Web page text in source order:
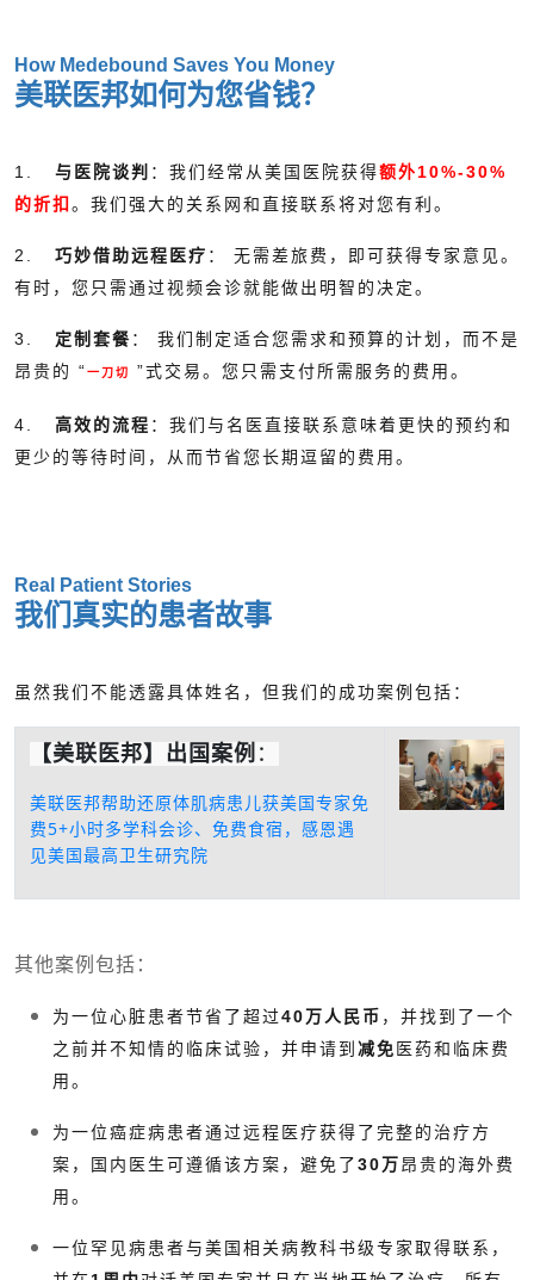
How Medebound Saves You Money
美联医邦如何为您省钱？
1. 与医院谈判 ：我们经常从美国医院获得额外10%-30%
的折扣 。我们强大的关系网和直接联系将对您有利。
2. 巧妙借助远程医疗 ： 无需差旅费，即可获得专家意见。
有时，您只需通过视频会诊就能做出明智的决定。
3. 定制套餐 ： 我们制定适合您需求和预算的计划，而不是
昂贵的 “一刀切 ”式交易。您只需支付所需服务的费用。
4. 高效的流程 ：我们与名医直接联系意味着更快的预约和
更少的等待时间，从而节省您长期逗留的费用。
Real Patient Stories
我们真实的患者故事
虽然我们不能透露具体姓名，但我们的成功案例包括：
【美联医邦】出国案例 ：
美联医邦帮助还原体肌病患儿获美国专家免
费5+小时多学科会诊、免费食宿，感恩遇
见美国最高卫生研究院
其他案例包括：
为一位心脏患者节省了超过40万人民币 ，并找到了一个
之前并不知情的临床试验，并申请到 减免 医药和临床费
用。
为一位癌症病患者通过远程医疗获得了完整的治疗方
案，国内医生可遵循该方案，避免了30万昂贵的海外费
用。
一位罕见病患者与美国相关病教科书级专家取得联系，